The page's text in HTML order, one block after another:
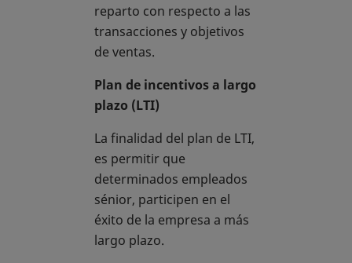
reparto con respecto a las
transacciones y objetivos
de ventas.
Plan de incentivos a largo
plazo (LTI)
La finalidad del plan de LTI,
es permitir que
determinados empleados
sénior, participen en el
éxito de la empresa a más
largo plazo.